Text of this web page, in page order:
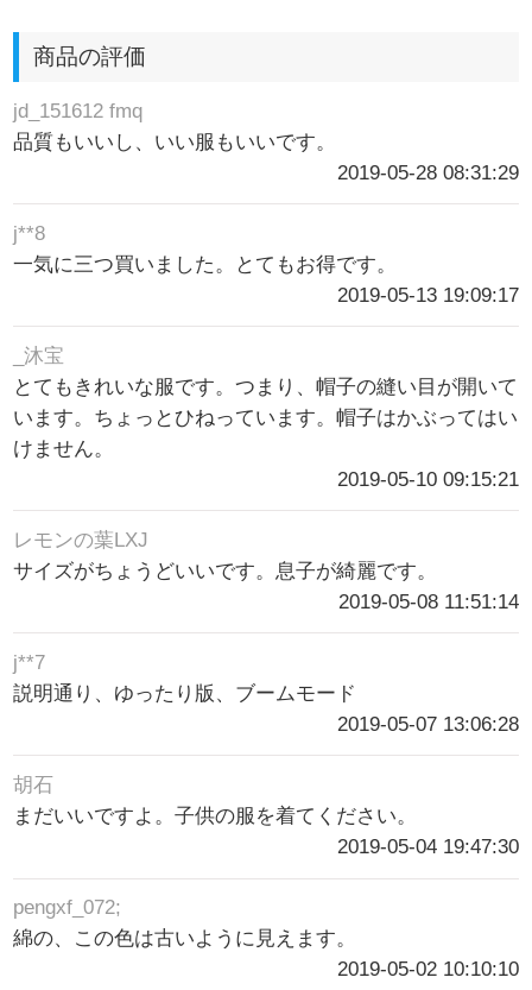
商品の評価
jd_151612 fmq
品質もいいし、いい服もいいです。
2019-05-28 08:31:29
j**8
一気に三つ買いました。とてもお得です。
2019-05-13 19:09:17
_沐宝
とてもきれいな服です。つまり、帽子の縫い目が開いて
います。ちょっとひねっています。帽子はかぶってはい
けません。
2019-05-10 09:15:21
レモンの葉LXJ
サイズがちょうどいいです。息子が綺麗です。
2019-05-08 11:51:14
j**7
説明通り、ゆったり版、ブームモード
2019-05-07 13:06:28
胡石
まだいいですよ。子供の服を着てください。
2019-05-04 19:47:30
pengxf_072;
綿の、この色は古いように見えます。
2019-05-02 10:10:10